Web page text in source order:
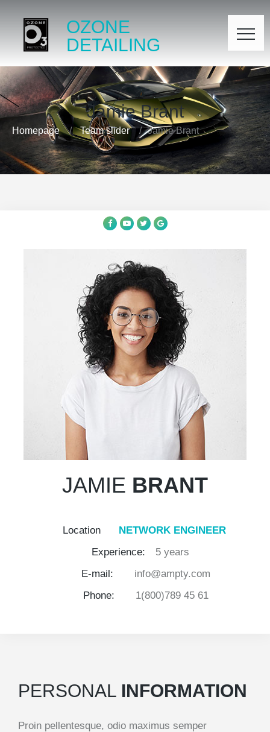
OZONE
DETAILING
Jamie Brant
Homepage Team slider Jamie Brant
JAMIE BRANT
Location
NETWORK ENGINEER
Experience:
5 years
E-mail:
info@ampty.com
Phone:
1(800)789 45 61
PERSONAL INFORMATION
Proin pellentesque, odio maximus semper